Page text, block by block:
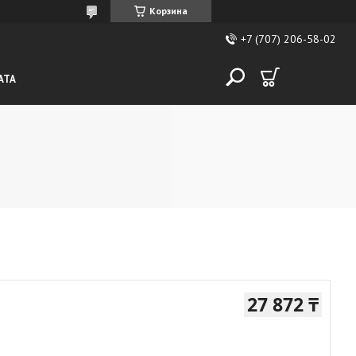
Корзина
+7 (707) 206-58-02
27 872 ₸